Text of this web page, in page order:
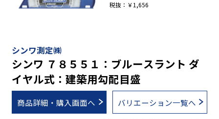
シンワ測定㈱
シンワ ７８５５１：ブルースラント ダ
イヤル式：建築用勾配目盛
商品詳細・購入画面へ バリエーション一覧へ
税抜：￥1,656